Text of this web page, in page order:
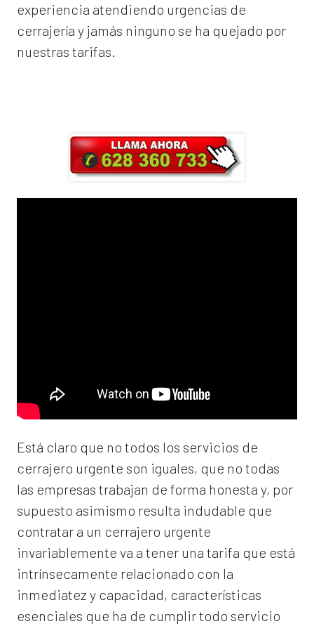
experiencia atendiendo urgencias de
cerrajería y jamás ninguno se ha quejado por
nuestras tarifas.
Está claro que no todos los servicios de
cerrajero urgente son iguales, que no todas
las empresas trabajan de forma honesta y, por
supuesto asimismo resulta indudable que
contratar a un cerrajero urgente
invariablemente va a tener una tarifa que está
intrínsecamente relacionado con la
inmediatez y capacidad, características
esenciales que ha de cumplir todo servicio